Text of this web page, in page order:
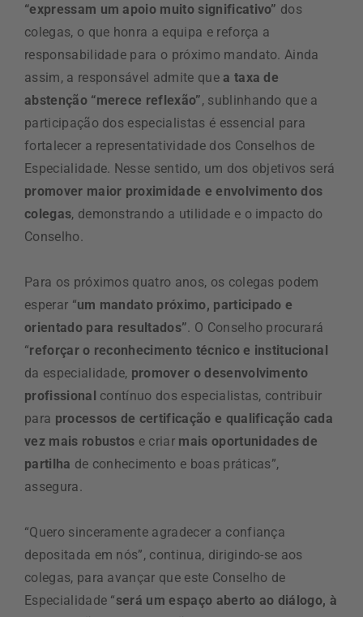
“expressam um apoio muito significativo” dos
colegas, o que honra a equipa e reforça a
responsabilidade para o próximo mandato. Ainda
assim, a responsável admite quea taxa de
abstenção “merece reflexão”, sublinhando que a
participação dos especialistas é essencial para
fortalecer a representatividade dos Conselhos de
Especialidade. Nesse sentido, um dos objetivos será
promover maior proximidade e envolvimento dos
colegas, demonstrando a utilidade e o impacto do
Conselho.
Para os próximos quatro anos, os colegas podem
esperar “um mandato próximo, participado e
orientado para resultados”. O Conselho procurará
“reforçar o reconhecimento técnico e institucional
da especialidade, promover o desenvolvimento
profissional contínuo dos especialistas, contribuir
para processos de certificação e qualificação cada
vez mais robustos e criar mais oportunidades de
partilha de conhecimento e boas práticas”,
assegura.
“Quero sinceramente agradecer a confiança
depositada em nós”, continua, dirigindo-se aos
colegas, para avançar que este Conselho de
Especialidade “será um espaço aberto ao diálogo, à